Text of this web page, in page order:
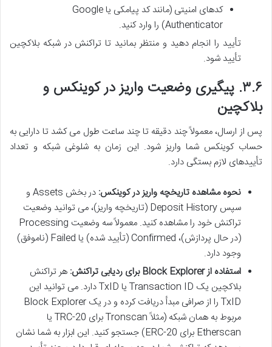
کدهای امنیتی (مانند کد پیامکی یا Google
Authenticator) را وارد کنید.
تأیید را انجام دهید و منتظر بمانید تا تراکنش در شبکه بلاکچین
تأیید شود.
۳.۶. پیگیری وضعیت واریز در کوینکس و
بلاکچین
پس از ارسال، معمولاً چند دقیقه تا چند ساعت طول می کشد تا دارایی به
حساب کوینکس شما واریز شود. این زمان به شلوغی شبکه و تعداد
تأییدهای لازم بستگی دارد.
نحوه مشاهده تاریخچه واریز در کوینکس:
در بخش Assets و
سپس Deposit History (تاریخچه واریز)، می توانید وضعیت
تراکنش خود را مشاهده کنید. معمولاً سه وضعیت Processing
(در حال پردازش)، Confirmed (تأیید شده) یا Failed (ناموفق)
وجود دارد.
استفاده از Block Explorer برای ردیابی تراکنش:
هر تراکنش
بلاکچین یک Transaction ID یا TxID دارد. می توانید این
TxID را از صرافی مبدأ دریافت کرده و در یک Block Explorer
مربوط به همان شبکه (مثلاً Tronscan برای TRC-20 یا
Etherscan برای ERC-20) جستجو کنید. این ابزار به شما نشان